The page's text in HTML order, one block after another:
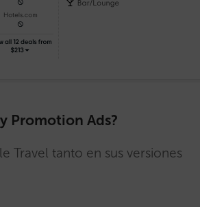
Promotion Ads?
Travel tanto en sus versiones